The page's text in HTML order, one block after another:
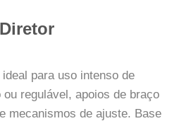
para uso intenso de
regulável, apoios de braço
mecanismos de ajuste. Base